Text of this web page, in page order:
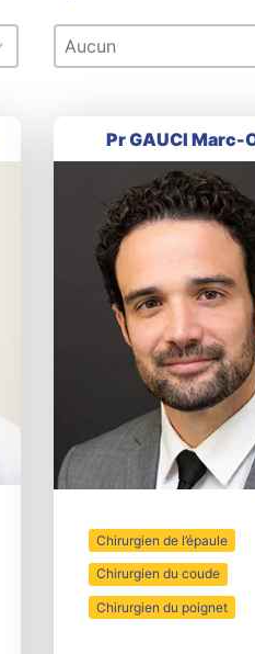
Spécialités
Spécialités
Spécialités
Pr GAUCI Marc-
Chirurgien de l’épaule
Chirurgien du coude
Chirurgien du poignet